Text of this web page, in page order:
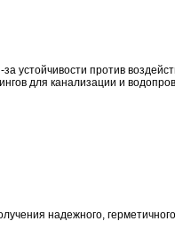
устойчивости против
для канализации и
надежного,